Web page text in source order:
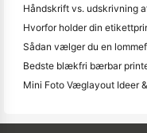
Hvorfor holder din